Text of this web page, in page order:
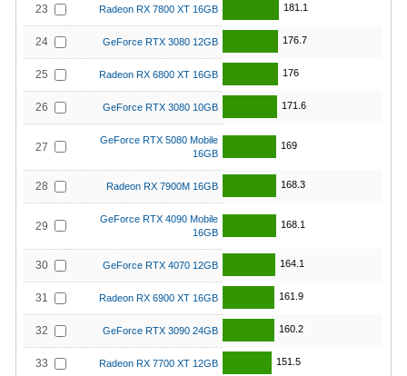
23 Radeon RX 7800 XT 16GB 181.1
24 GeForce RTX 3080 12GB 176.7
25 Radeon RX 6800 XT 16GB 176
26 GeForce RTX 3080 10GB 171.6
27
GeForce RTX 5080 Mobile
16GB
169
28 Radeon RX 7900M 16GB 168.3
29
GeForce RTX 4090 Mobile
16GB
168.1
30 GeForce RTX 4070 12GB 164.1
31 Radeon RX 6900 XT 16GB 161.9
32 GeForce RTX 3090 24GB 160.2
33 Radeon RX 7700 XT 12GB 151.5